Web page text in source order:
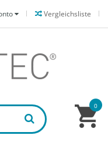
Vergleichsliste
0